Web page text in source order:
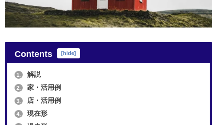
Contents [hide]
1. 解説
2. 家・活用例
3. 店・活用例
4. 現在形